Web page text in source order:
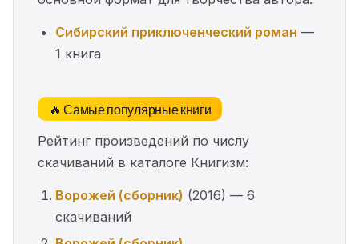
Сибирский приключенческий роман —
1 книга
🔥 Самые популярные книги
Рейтинг произведений по числу
скачиваний в каталоге Книгизм:
Ворожей (сборник) (2016) — 6
скачиваний